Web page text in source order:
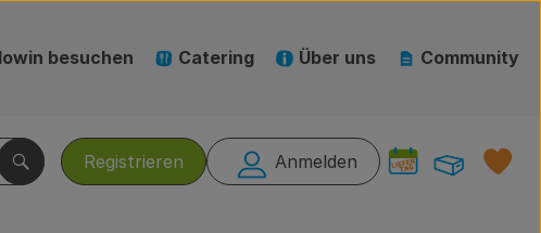
besuchen Catering Über uns Community
Registrieren Anmelden
Suchen